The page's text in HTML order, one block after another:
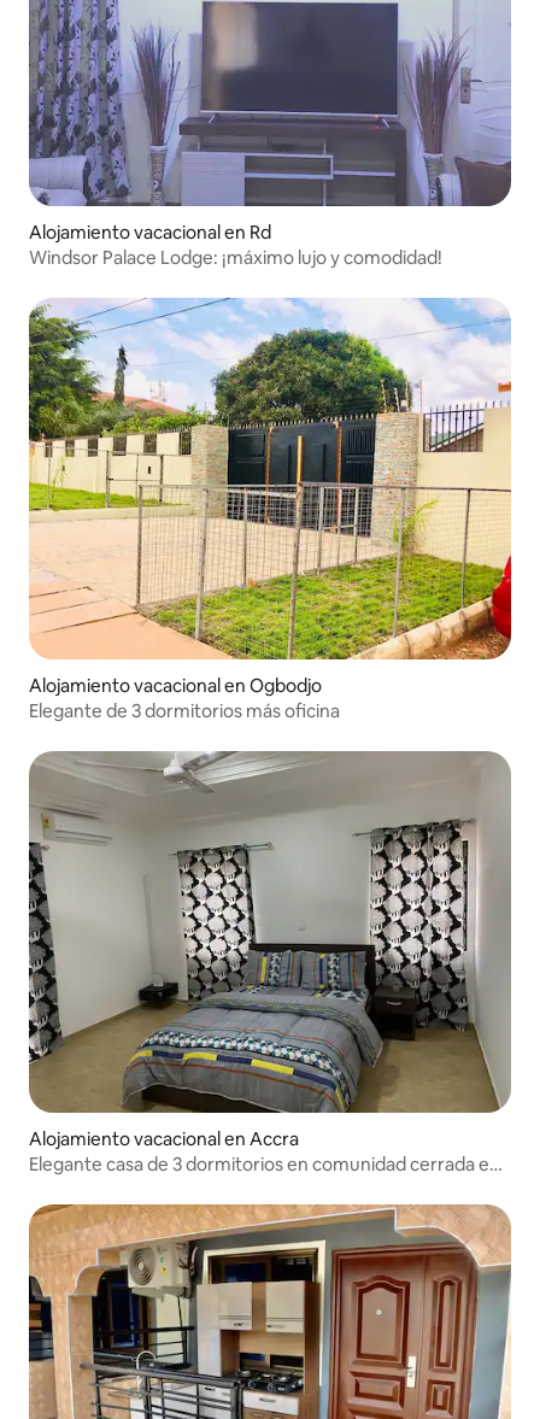
Alojamiento vacacional en Rd
Windsor Palace Lodge: ¡máximo lujo y comodidad!
Alojamiento vacacional en Ogbodjo
Elegante de 3 dormitorios más oficina
Alojamiento vacacional en Accra
Elegante casa de 3 dormitorios en comunidad cerrada en